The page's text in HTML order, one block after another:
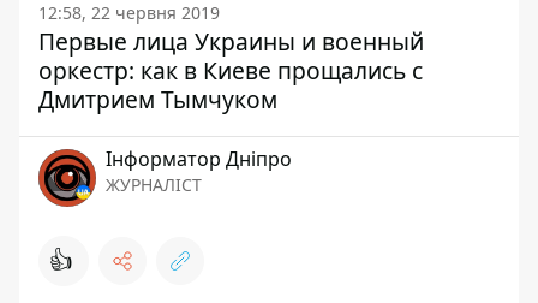
12:58, 22 червня 2019
Первые лица Украины и военный
оркестр: как в Киеве прощались с
Дмитрием Тымчуком
Інформатор Дніпро
ЖУРНАЛІСТ
👍